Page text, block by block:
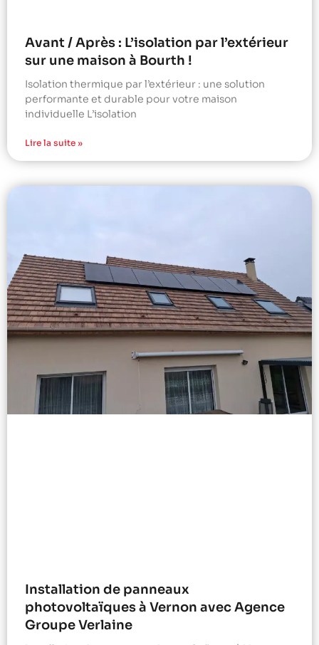
Avant / Après : L’isolation par l’extérieur
sur une maison à Bourth !
Isolation thermique par l’extérieur : une solution
performante et durable pour votre maison
individuelle L’isolation
Lire la suite »
Installation de panneaux
photovoltaïques à Vernon avec Agence
Groupe Verlaine